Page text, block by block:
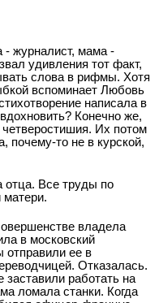
- журналист, мама -
удивления тот факт,
слова в рифмы. Хотя
вспоминает Любовь
написала в
Конечно же,
Их потом
почему-то не в курской,
отца. Все труды по
матери.
владела
в московский
отправили ее в
Отказалась.
заставили работать на
ломала станки. Когда